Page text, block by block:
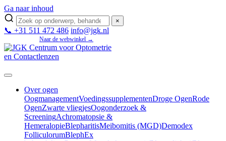
Ga naar inhoud
×
📞 +31 511 472 486 info@jgk.nl
Naar de webwinkel →
Over ogen
OogmanagementVoedingssupplementenDroge OgenRode
OgenZwarte vliegjesOogonderzoek &
ScreeningAchromatopsie &
HemeralopieBlepharitisMeibomitis (MGD)Demodex
FolliculorumBlephEx